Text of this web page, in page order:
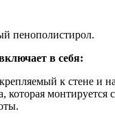
пенополистирол.
в себя:
к стене и
которая монтируется